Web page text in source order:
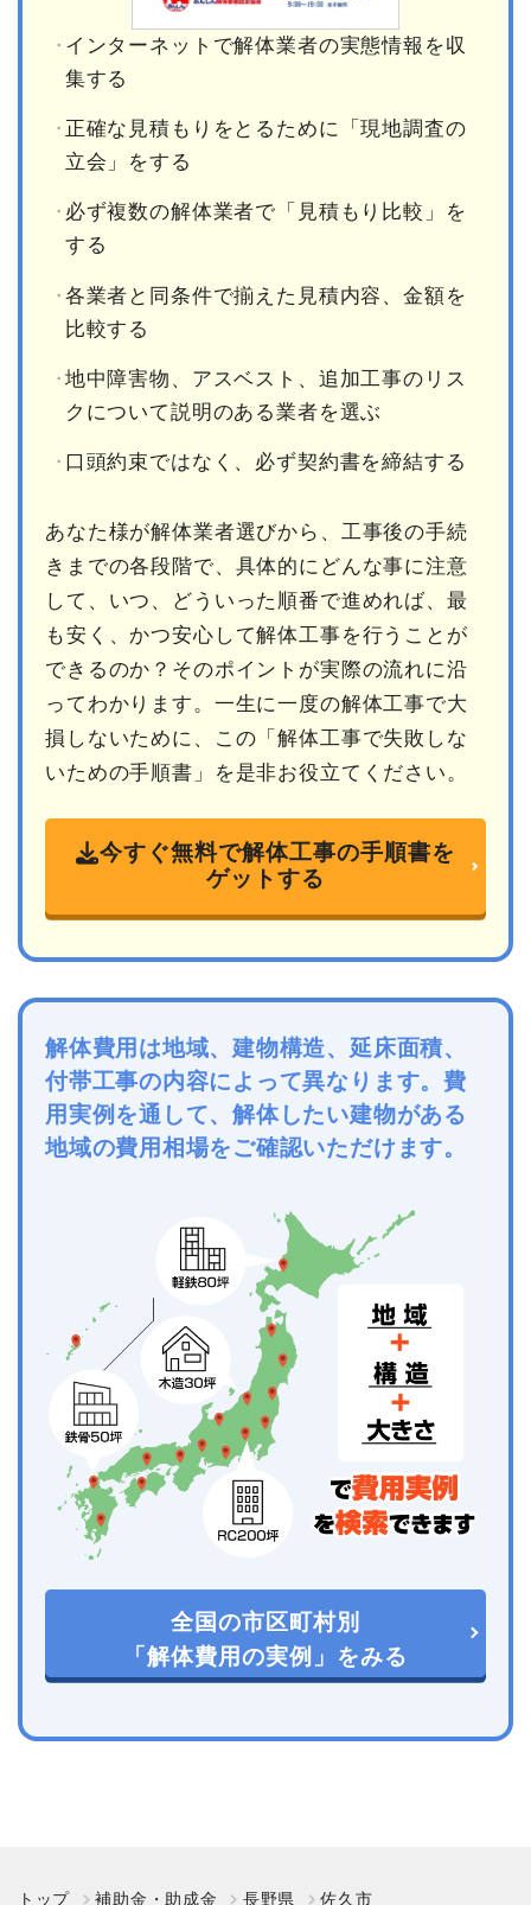
インターネットで解体業者の実態情報を収
集する
正確な見積もりをとるために「現地調査の
立会」をする
必ず複数の解体業者で「見積もり比較」を
する
各業者と同条件で揃えた見積内容、金額を
比較する
地中障害物、アスベスト、追加工事のリス
クについて説明のある業者を選ぶ
口頭約束ではなく、必ず契約書を締結する
あなた様が解体業者選びから、工事後の手続
きまでの各段階で、具体的にどんな事に注意
して、いつ、どういった順番で進めれば、最
も安く、かつ安心して解体工事を行うことが
できるのか？そのポイントが実際の流れに沿
ってわかります。一生に一度の解体工事で大
損しないために、この「解体工事で失敗しな
いための手順書」を是非お役立てください。
今すぐ無料で解体工事の手順書を
ゲットする
解体費用は地域、建物構造、延床面積、
付帯工事の内容によって異なります。費
用実例を通して、解体したい建物がある
地域の費用相場をご確認いただけます。
全国の市区町村別
「解体費用の実例」をみる
トップ 補助金・助成金 長野県 佐久市